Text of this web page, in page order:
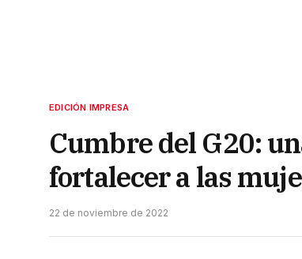
EDICIÓN IMPRESA
Cumbre del G20:
fortalecer a las
22 de noviembre de 2022